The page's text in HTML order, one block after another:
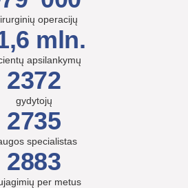
operacijų
mln.
apsilankymų
2372
gydytojų
2735
specialistas
2883
per metus